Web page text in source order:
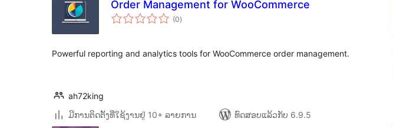
Order Management for WooCommerce
(0ຄະແນນ
ທັງໝົດ
)
Powerful reporting and analytics tools for WooCommerce order management.
ah72king
ມີການຕິດຕັ້ງທີ່ໃຊ້ງານຢູ່ 10+ ລາຍການ
ທົດສອບແລ້ວກັບ 6.9.5